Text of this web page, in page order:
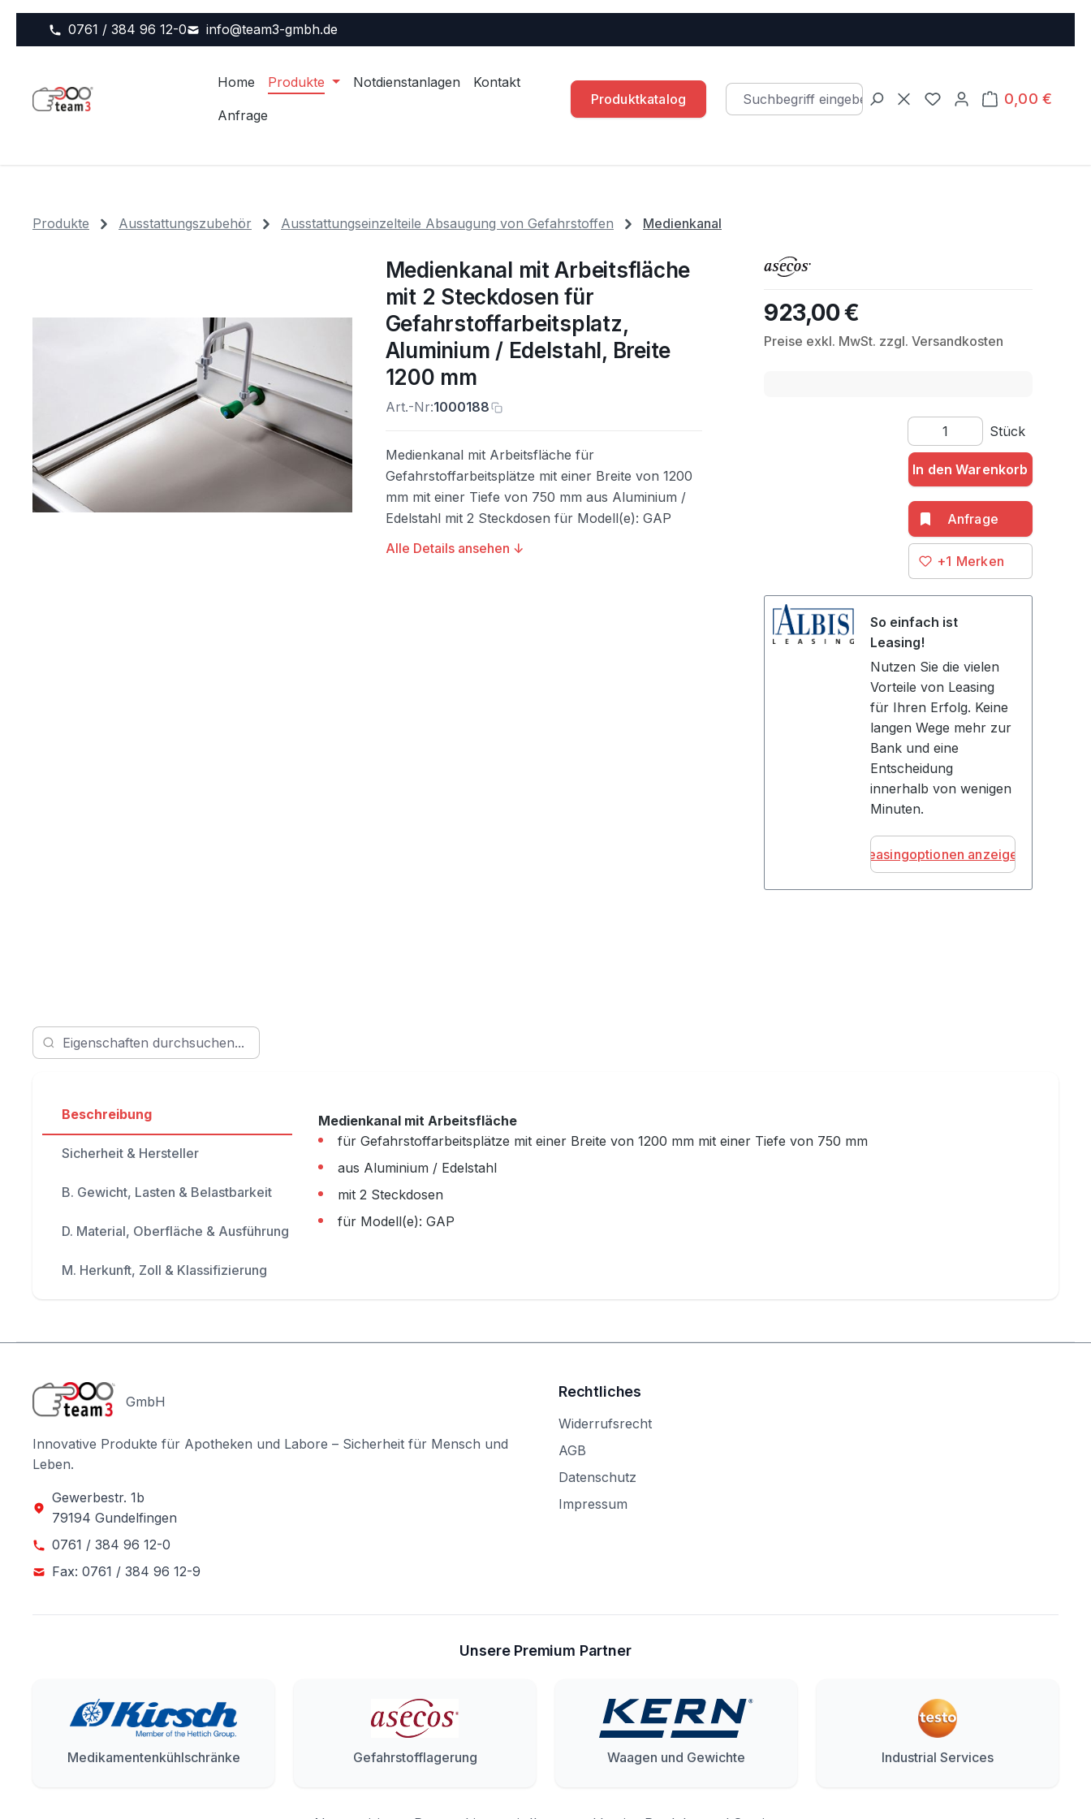
0761 / 384 96 12-0 info@team3-gmbh.de
Home Produkte Notdienstanlagen Kontakt
Anfrage
Produktkatalog
Du hast 0 Produkte auf
0,00 €
Warenkorb
Produkte Ausstattungszubehör Ausstattungseinzelteile Absaugung von Gefahrstoffen
Medienkanal
Medienkanal mit Arbeitsfläche
mit 2 Steckdosen für
Gefahrstoffarbeitsplatz,
Aluminium / Edelstahl, Breite
1200 mm
Art.-Nr:1000188
Medienkanal mit Arbeitsfläche für
Gefahrstoffarbeitsplätze mit einer Breite von 1200
mm mit einer Tiefe von 750 mm aus Aluminium /
Edelstahl mit 2 Steckdosen für Modell(e): GAP
Alle Details ansehen ↓
Regulärer Preis:
923,00 €
Preise exkl. MwSt. zzgl. Versandkosten
Produkt Anzahl: Gib den
Stück
In den Warenkorb
+1
So einfach ist
Leasing!
Nutzen Sie die vielen
Vorteile von Leasing
für Ihren Erfolg. Keine
langen Wege mehr zur
Bank und eine
Entscheidung
innerhalb von wenigen
Minuten.
Leasingoptionen anzeigen
Beschreibung
Sicherheit & Hersteller
B. Gewicht, Lasten & Belastbarkeit
D. Material, Oberfläche & Ausführung
M. Herkunft, Zoll & Klassifizierung
Medienkanal mit Arbeitsfläche
für Gefahrstoffarbeitsplätze mit einer Breite von 1200 mm mit einer Tiefe von 750 mm
aus Aluminium / Edelstahl
mit 2 Steckdosen
für Modell(e): GAP
GmbH
Innovative Produkte für Apotheken und Labore – Sicherheit für Mensch und
Leben.
Gewerbestr. 1b
79194 Gundelfingen
0761 / 384 96 12-0
Fax: 0761 / 384 96 12-9
Rechtliches
Widerrufsrecht
AGB
Datenschutz
Impressum
Unsere Premium Partner
Medikamentenkühlschränke Gefahrstofflagerung Waagen und Gewichte Industrial Services